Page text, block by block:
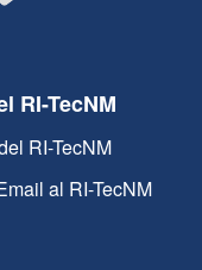
RI-TecNM
RI-TecNM
al RI-TecNM